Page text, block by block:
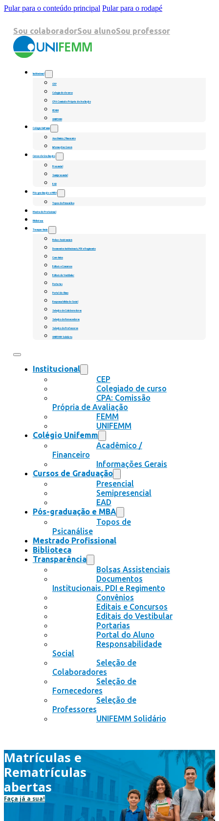
Pular para o conteúdo principal Pular para o rodapé
Sou colaboradorSou alunoSou professor
Institucional
CEP
Colegiado de curso
CPA: Comissão Própria de Avaliação
FEMM
UNIFEMM
Colégio Unifemm
Acadêmico / Financeiro
Informações Gerais
Cursos de Graduação
Presencial
Semipresencial
EAD
Pós-graduação e MBA
Topos de Psicanálise
Mestrado Profissional
Biblioteca
Transparência
Bolsas Assistenciais
Documentos Institucionais, PDI e Regimento
Convênios
Editais e Concursos
Editais do Vestibular
Portarias
Portal do Aluno
Responsabilidade Social
Seleção de Colaboradores
Seleção de Fornecedores
Seleção de Professores
UNIFEMM Solidário
Institucional
CEP
Colegiado de curso
CPA: Comissão
Própria de Avaliação
FEMM
UNIFEMM
Colégio Unifemm
Acadêmico /
Financeiro
Informações Gerais
Cursos de Graduação
Presencial
Semipresencial
EAD
Pós-graduação e MBA
Topos de
Psicanálise
Mestrado Profissional
Biblioteca
Transparência
Bolsas Assistenciais
Documentos
Institucionais, PDI e Regimento
Convênios
Editais e Concursos
Editais do Vestibular
Portarias
Portal do Aluno
Responsabilidade
Social
Seleção de
Colaboradores
Seleção de
Fornecedores
Seleção de
Professores
UNIFEMM Solidário